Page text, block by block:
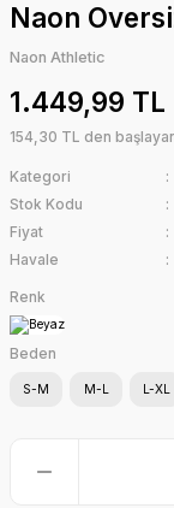
Naon
Naon Athletic
1.449,99 TL
154,30 TL den
Kategori
Stok Kodu
Fiyat
Havale
Renk
Beden
S-M M-L L-XL